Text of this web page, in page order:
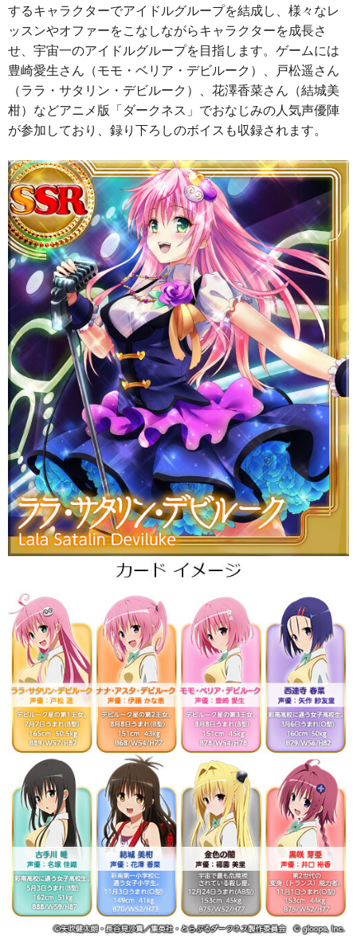
するキャラクターでアイドルグループを結成し、様々なレ
ッスンやオファーをこなしながらキャラクターを成長さ
せ、宇宙一のアイドルグループを目指します。ゲームには
豊崎愛生さん（モモ・ベリア・デビルーク）、戸松遥さん
（ララ・サタリン・デビルーク）、花澤香菜さん（結城美
柑）などアニメ版「ダークネス」でおなじみの人気声優陣
が参加しており、録り下ろしのボイスも収録されます。